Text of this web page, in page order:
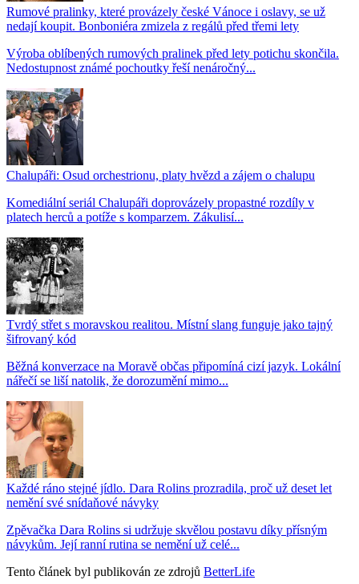
Rumové pralinky, které provázely české Vánoce i oslavy, se už
nedají koupit. Bonboniéra zmizela z regálů před třemi lety
Výroba oblíbených rumových pralinek před lety potichu skončila.
Nedostupnost známé pochoutky řeší nenáročný...
Chalupáři: Osud orchestrionu, platy hvězd a zájem o chalupu
Komediální seriál Chalupáři doprovázely propastné rozdíly v
platech herců a potíže s komparzem. Zákulisí...
Tvrdý střet s moravskou realitou. Místní slang funguje jako tajný
šifrovaný kód
Běžná konverzace na Moravě občas připomíná cizí jazyk. Lokální
nářečí se liší natolik, že dorozumění mimo...
Každé ráno stejné jídlo. Dara Rolins prozradila, proč už deset let
nemění své snídaňové návyky
Zpěvačka Dara Rolins si udržuje skvělou postavu díky přísným
návykům. Její ranní rutina se nemění už celé...
Tento článek byl publikován ze zdrojů BetterLife